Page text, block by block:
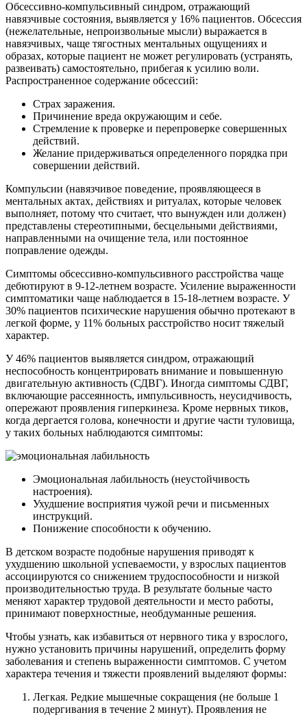
Обсессивно-компульсивный синдром, отражающий
навязчивые состояния, выявляется у 16% пациентов. Обсессия
(нежелательные, непроизвольные мысли) выражается в
навязчивых, чаще тягостных ментальных ощущениях и
образах, которые пациент не может регулировать (устранять,
развеивать) самостоятельно, прибегая к усилию воли.
Распространенное содержание обсессий:
Страх заражения.
Причинение вреда окружающим и себе.
Стремление к проверке и перепроверке совершенных
действий.
Желание придерживаться определенного порядка при
совершении действий.
Компульсии (навязчивое поведение, проявляющееся в
ментальных актах, действиях и ритуалах, которые человек
выполняет, потому что считает, что вынужден или должен)
представлены стереотипными, бесцельными действиями,
направленными на очищение тела, или постоянное
поправление одежды.
Симптомы обсессивно-компульсивного расстройства чаще
дебютируют в 9-12-летнем возрасте. Усиление выраженности
симптоматики чаще наблюдается в 15-18-летнем возрасте. У
30% пациентов психические нарушения обычно протекают в
легкой форме, у 11% больных расстройство носит тяжелый
характер.
У 46% пациентов выявляется синдром, отражающий
неспособность концентрировать внимание и повышенную
двигательную активность (СДВГ). Иногда симптомы СДВГ,
включающие рассеянность, импульсивность, неусидчивость,
опережают проявления гиперкинеза. Кроме нервных тиков,
когда дергается голова, конечности и другие части туловища,
у таких больных наблюдаются симптомы:
Эмоциональная лабильность (неустойчивость
настроения).
Ухудшение восприятия чужой речи и письменных
инструкций.
Понижение способности к обучению.
В детском возрасте подобные нарушения приводят к
ухудшению школьной успеваемости, у взрослых пациентов
ассоциируются со снижением трудоспособности и низкой
производительностью труда. В результате больные часто
меняют характер трудовой деятельности и место работы,
принимают поверхностные, необдуманные решения.
Чтобы узнать, как избавиться от нервного тика у взрослого,
нужно установить причины нарушений, определить форму
заболевания и степень выраженности симптомов. С учетом
характера течения и тяжести проявлений выделяют формы:
Легкая. Редкие мышечные сокращения (не больше 1
подергивания в течение 2 минут). Проявления не